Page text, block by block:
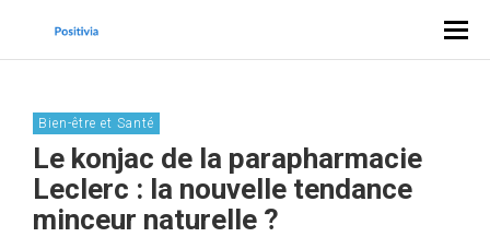
Bien-être et Santé
Le konjac de la parapharmacie
Leclerc : la nouvelle tendance
minceur naturelle ?